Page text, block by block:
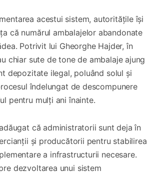
acestui sistem, autoritățile își
că numărul ambalajelor abandonate
Potrivit lui Gheorghe Hajder, în
chiar sute de tone de ambalaje ajung
depozitate ilegal, poluând solul și
îndelungat de descompunere
pentru mulți ani înainte.
că administratorii sunt deja în
și producătorii pentru stabilirea
a infrastructurii necesare.
dezvoltarea unui sistem